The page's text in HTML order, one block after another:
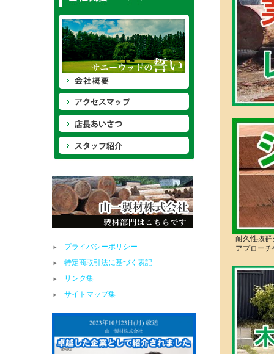
耐久性抜
アプロー
プライバシーポリシー
特定商取引法に基づく表記
リンク集
サイトマップ集